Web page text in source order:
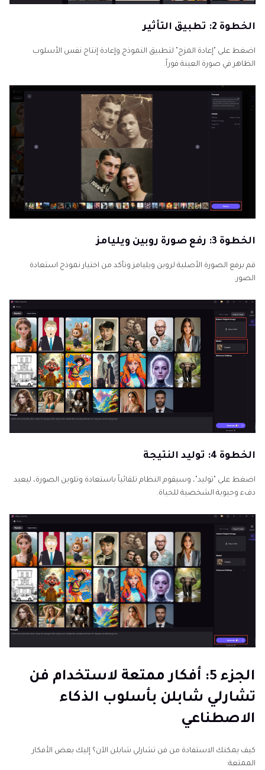
الخطوة 2: تطبيق التأثير
اضغط على "إعادة المزج" لتطبيق النموذج وإعادة إنتاج نفس الأسلوب
الظاهر في صورة العينة فوراً.
الخطوة 3: رفع صورة روبين ويليامز
قم برفع الصورة الأصلية لروبن ويليامز وتأكد من اختيار نموذج استعادة
الصور.
الخطوة 4: توليد النتيجة
اضغط على "توليد"، وسيقوم النظام تلقائياً باستعادة وتلوين الصورة، ليعيد
دفء وحيوية الشخصية للحياة.
الجزء 5: أفكار ممتعة لاستخدام فن
تشارلي شابلن بأسلوب الذكاء
الاصطناعي
كيف يمكنك الاستفادة من فن تشارلي شابلن الآن؟ إليك بعض الأفكار
الممتعة: